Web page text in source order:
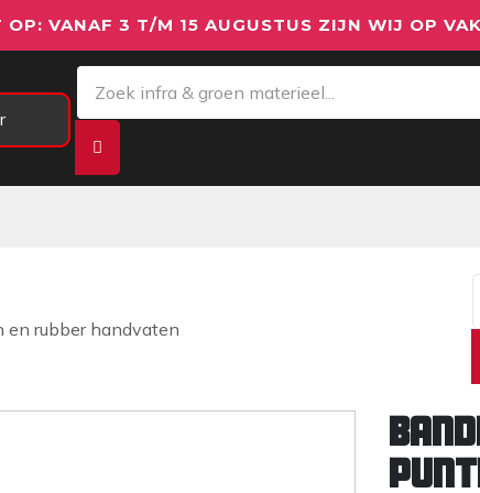
OP: VANAF 3 T/M 15 AUGUSTUS ZIJN WIJ OP
rubber handvaten